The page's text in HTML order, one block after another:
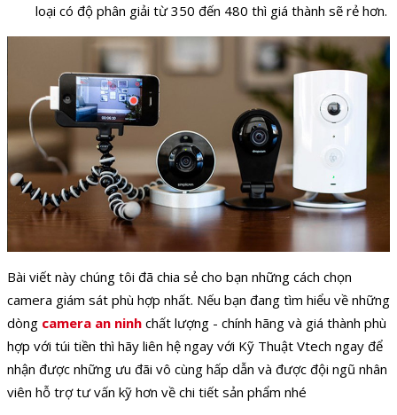
loại có độ phân giải từ 350 đến 480 thì giá thành sẽ rẻ hơn.
Bài viết này chúng tôi đã chia sẻ cho bạn những cách chọn
camera giám sát phù hợp nhất. Nếu bạn đang tìm hiểu về những
dòng camera an ninh chất lượng - chính hãng và giá thành phù
hợp với túi tiền thì hãy liên hệ ngay với Kỹ Thuật Vtech ngay để
nhận được những ưu đãi vô cùng hấp dẫn và được đội ngũ nhân
viên hỗ trợ tư vấn kỹ hơn về chi tiết sản phẩm nhé